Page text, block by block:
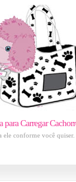
para Carregar
conforme você quiser.